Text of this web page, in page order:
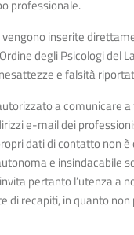
professionale.
inserite
degli Psicologi del
e falsità
a comunicare
e-mail dei
dati di contatto non
e insindacabile
pertanto l’utenza a
di recapiti, in quanto